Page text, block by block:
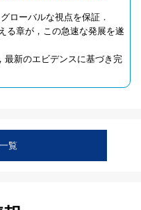
ローバルな視点を保証．
る章が，この急速な発展を遂
最新のエビデンスに基づき完
覧